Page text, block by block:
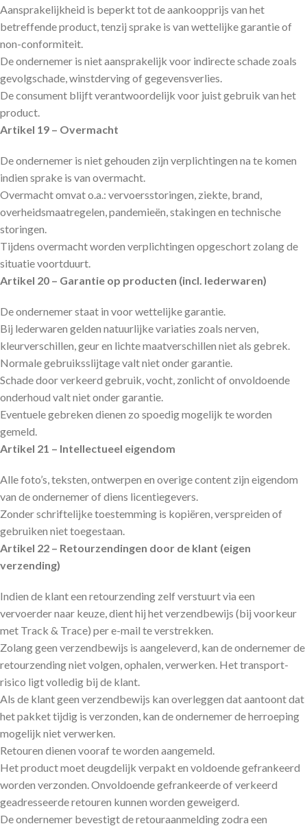
Aansprakelijkheid is beperkt tot de aankoopprijs van het
betreffende product, tenzij sprake is van wettelijke garantie of
non-conformiteit.
De ondernemer is niet aansprakelijk voor indirecte schade zoals
gevolgschade, winstderving of gegevensverlies.
De consument blijft verantwoordelijk voor juist gebruik van het
product.
Artikel 19 – Overmacht
De ondernemer is niet gehouden zijn verplichtingen na te komen
indien sprake is van overmacht.
Overmacht omvat o.a.: vervoersstoringen, ziekte, brand,
overheidsmaatregelen, pandemieën, stakingen en technische
storingen.
Tijdens overmacht worden verplichtingen opgeschort zolang de
situatie voortduurt.
Artikel 20 – Garantie op producten (incl. lederwaren)
De ondernemer staat in voor wettelijke garantie.
Bij lederwaren gelden natuurlijke variaties zoals nerven,
kleurverschillen, geur en lichte maatverschillen niet als gebrek.
Normale gebruiksslijtage valt niet onder garantie.
Schade door verkeerd gebruik, vocht, zonlicht of onvoldoende
onderhoud valt niet onder garantie.
Eventuele gebreken dienen zo spoedig mogelijk te worden
gemeld.
Artikel 21 – Intellectueel eigendom
Alle foto’s, teksten, ontwerpen en overige content zijn eigendom
van de ondernemer of diens licentiegevers.
Zonder schriftelijke toestemming is kopiëren, verspreiden of
gebruiken niet toegestaan.
Artikel 22 – Retourzendingen door de klant (eigen
verzending)
Indien de klant een retourzending zelf verstuurt via een
vervoerder naar keuze, dient hij het verzendbewijs (bij voorkeur
met Track & Trace) per e-mail te verstrekken.
Zolang geen verzendbewijs is aangeleverd, kan de ondernemer de
retourzending niet volgen, ophalen, verwerken. Het transport­
risico ligt volledig bij de klant.
Als de klant geen verzendbewijs kan overleggen dat aantoont dat
het pakket tijdig is verzonden, kan de ondernemer de herroeping
mogelijk niet verwerken.
Retouren dienen vooraf te worden aangemeld.
Het product moet deugdelijk verpakt en voldoende gefrankeerd
worden verzonden. Onvoldoende gefrankeerde of verkeerd
geadresseerde retouren kunnen worden geweigerd.
De ondernemer bevestigt de retouraanmelding zodra een